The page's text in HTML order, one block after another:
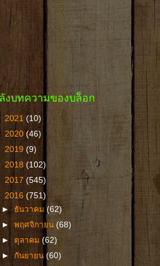
งบทความของบล็อก
2021 (10)
2020 (46)
2019 (9)
2018 (102)
2017 (545)
2016 (751)
► ธันวาคม(62)
►พฤศจิกายน(68)
► ตุลาคม(62)
► กันยายน(60)